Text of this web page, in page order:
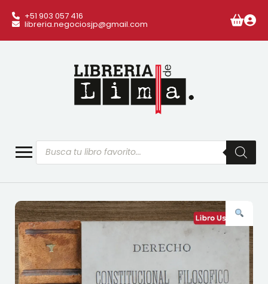
+51 903 057 416
libreria.negociosjp@gmail.com
Búsqueda
de
productos